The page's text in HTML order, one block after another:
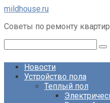
Перейти
контенту
mildhouse.ru
Советы по ремонту
Новости
Устройство пола
Теплый пол